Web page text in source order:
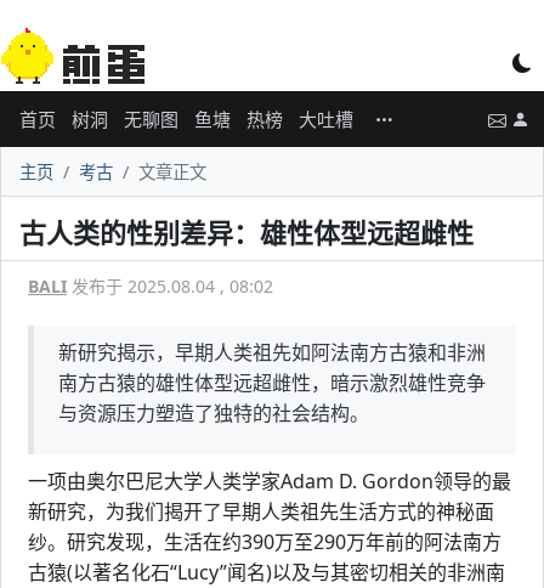
首页 树洞 无聊图 鱼塘 热榜 大吐槽
主页 考古 文章正文
古人类的性别差异：雄性体型远超雌性
BALI 发布于 2025.08.04 , 08:02
新研究揭示，早期人类祖先如阿法南方古猿和非洲
南方古猿的雄性体型远超雌性，暗示激烈雄性竞争
与资源压力塑造了独特的社会结构。
一项由奥尔巴尼大学人类学家Adam D. Gordon领导的最
新研究，为我们揭开了早期人类祖先生活方式的神秘面
纱。研究发现，生活在约390万至290万年前的阿法南方
古猿(以著名化石“Lucy”闻名)以及与其密切相关的非洲南